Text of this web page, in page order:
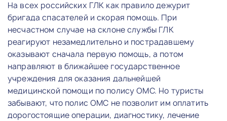
На всех российских ГЛК как правило дежурит
бригада спасателей и скорая помощь. При
несчастном случае на склоне службы ГЛК
реагируют незамедлительно и пострадавшему
оказывают сначала первую помощь, а потом
направляют в ближайшее государственное
учреждения для оказания дальнейшей
медицинской помощи по полису ОМС. Но туристы
забывают, что полис ОМС не позволит им оплатить
дорогостоящие операции, диагностику, лечение